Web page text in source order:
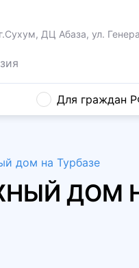
г.Сухум, ДЦ Абаза, ул.
Для граждан
дом на Турбазе
ДОМ